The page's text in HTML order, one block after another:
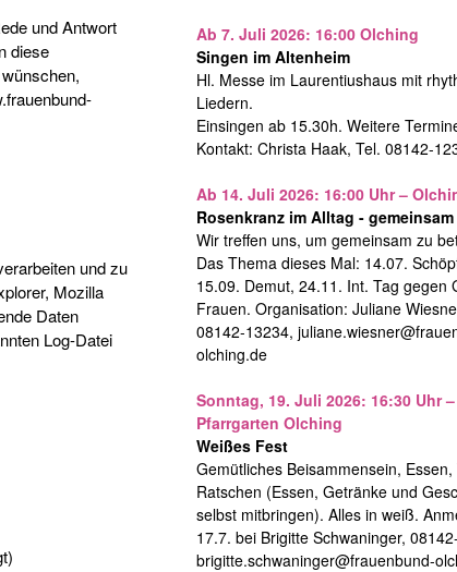
und Antwort
diese
und zu
Mozilla
Daten
Log-Datei
Ab 7. Juli 2026: 16:00 Olching
Singen im Altenheim
Hl. Messe im Laurentiushaus mit
Liedern.
Einsingen ab 15.30h. Weitere
Kontakt: Christa Haak, Tel. 08142-
Ab 14. Juli 2026: 16:00 Uhr –
Rosenkranz im Alltag -
Wir treffen uns, um gemeinsam zu
Das Thema dieses Mal: 14.07.
15.09. Demut, 24.11. Int. Tag gegen
Frauen. Organisation: Juliane
08142-13234,
olching.de
Sonntag, 19. Juli 2026: 16:30 Uhr –
Pfarrgarten Olching
Weißes Fest
Gemütliches Beisammensein, Essen,
Ratschen (Essen, Getränke und
selbst mitbringen). Alles in weiß.
17.7. bei Brigitte Schwaninger,
brigitte.schwaninger@frauenbund-